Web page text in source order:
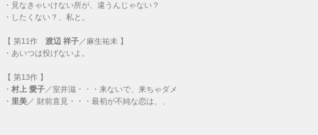
・ 見なきゃいけない所が、違うんじゃない？
・
したくない？、私と。
【 第11作 渡辺 祥子／麻生祐未 】
・ あいつは投げないよ。
【 第13作 】
・ 村上 愛子／室井滋・・・ 来ないで、来ちゃダメ
・ 里美／ 財前直見・・・ 最初が不純な恋は、、